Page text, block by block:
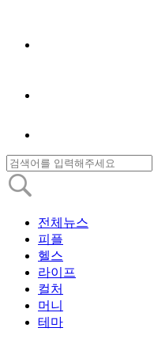
전체뉴스
피플
헬스
라이프
컬처
머니
테마